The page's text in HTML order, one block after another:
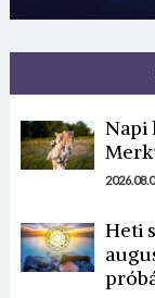
Napi
Heti